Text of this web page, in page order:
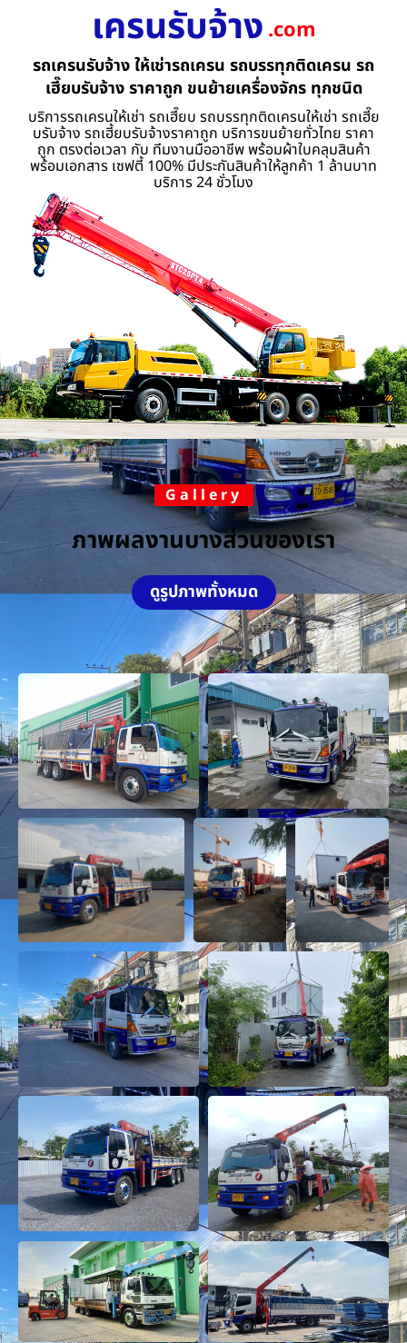
เครนรับจ้าง .com
รถเครนรับจ้าง ให้เช่ารถเครน รถบรรทุกติดเครน รถ
เฮี๊ยบรับจ้าง ราคาถูก ขนย้ายเครื่องจักร ทุกชนิด
บริการรถเครนให้เช่า รถเฮี๊ยบ รถบรรทุกติดเครนให้เช่า รถเฮี๊ย
บรับจ้าง รถเฮี้ยบรับจ้างราคาถูก บริการขนย้ายทั่วไทย ราคา
ถูก ตรงต่อเวลา กับ ทีมงานมืออาชีพ พร้อมผ้าใบคลุมสินค้า
พร้อมเอกสาร เซฟตี้ 100% มีประกันสินค้าให้ลูกค้า 1 ล้านบาท
บริการ 24 ชั่วโมง
Gallery
ภาพผลงานบางส่วนของเรา
ดูรูปภาพทั้งหมด